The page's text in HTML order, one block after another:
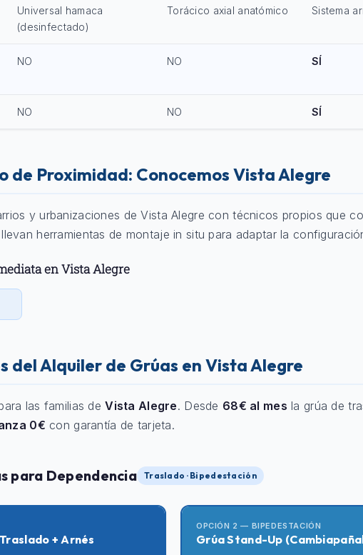
Universal hamaca
(desinfectado)
Torácico axial anatómico Sistema
NO NO SÍ
NO NO SÍ
de Proximidad: Conocemos Vista Alegre
y urbanizaciones de Vista Alegre con técnicos propios que
herramientas de montaje in situ para adaptar la
en Vista Alegre
del Alquiler de Grúas en Vista Alegre
las familias deVista Alegre. Desde 68€ al mes la grúa de
0€ con garantía de tarjeta.
para Dependencia Traslado · Bipedestación
+ Arnés
OPCIÓN 2 — BIPEDESTACIÓN
Grúa Stand-Up